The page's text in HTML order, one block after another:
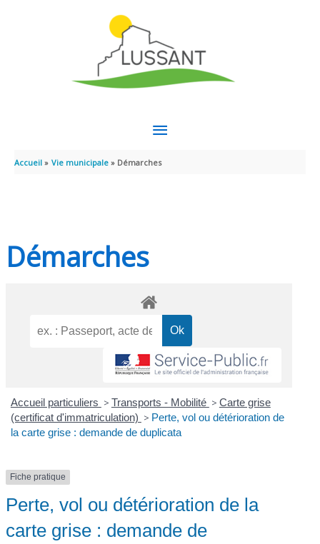
MENU
PRINCIPAL
Accueil Vie municipale Démarches
Démarches
Accueil particuliers > Transports - Mobilité > Carte grise
(certificat d'immatriculation) > Perte, vol ou détérioration de
la carte grise : demande de duplicata
Fiche pratique
Perte, vol ou détérioration de la
carte grise : demande de